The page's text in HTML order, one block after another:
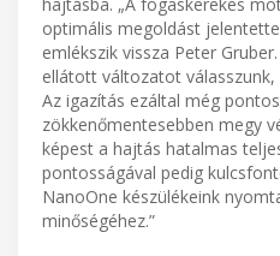
hajtásba. „A fogaskerekes
optimális megoldást
emlékszik vissza Peter
ellátott változatot válasszunk,
Az igazítás ezáltal még
zökkenőmentesebben megy
képest a hajtás hatalmas
pontosságával pedig
NanoOne készülékeink
minőségéhez.”